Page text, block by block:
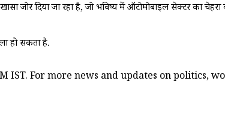
जोर दिया जा रहा है, जो भविष्य में ऑटोमोबाइल सेक्टर का
हो सकता है.
IST. For more news and updates on